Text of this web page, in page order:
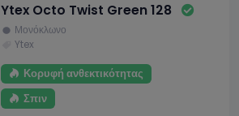
Ytex Octo Twist Green 128
Μονόκλωνο
Ytex
Κορυφή ανθεκτικότητας
Σπιν